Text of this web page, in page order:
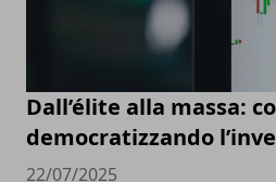
Dall’élite alla massa:
democratizzando
22/07/2025